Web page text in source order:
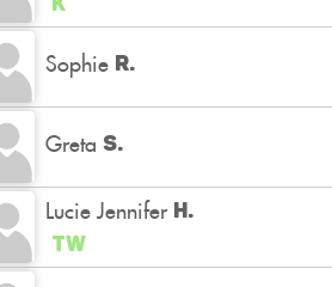
Sophie R.
Greta S.
Lucie Jennifer H.
TW